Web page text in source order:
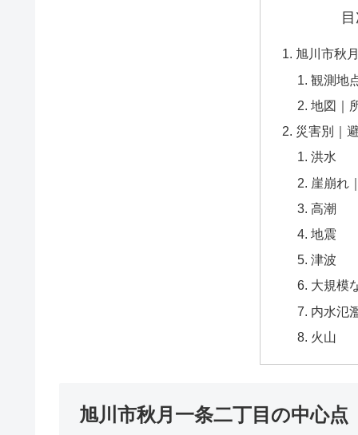
旭川市秋
観測地
地図｜
災害別｜
洪水
崖崩れ
高潮
地震
津波
大規模
内水氾
火山
旭川市秋月一条二丁目の中心点